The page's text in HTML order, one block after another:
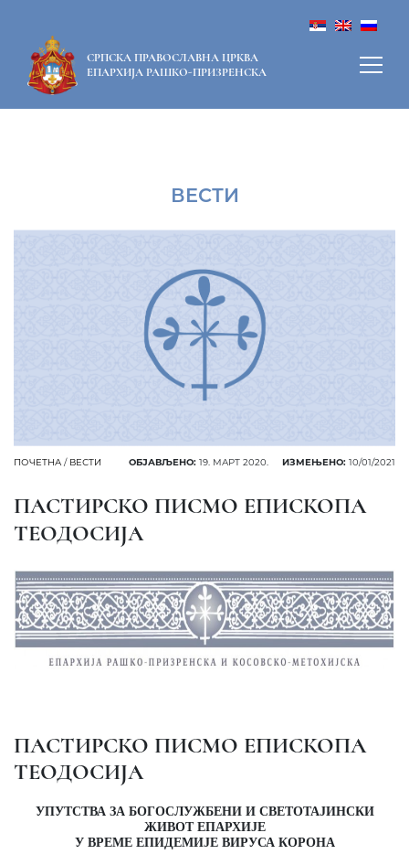
СРПСКА ПРАВОСЛАВНА ЦРКВА
ЕПАРХИЈА РАШКО-ПРИЗРЕНСКА
ВЕСТИ
ПОЧЕТНА / ВЕСТИ ОБЈАВЉЕНО: 19. МАРТ 2020. ИЗМЕЊЕНО: 10/01/2021
ПАСТИРСКО ПИСМО ЕПИСКОПА
ТЕОДОСИЈА
ПАСТИРСКО ПИСМО ЕПИСКОПА
ТЕОДОСИЈА
УПУТСТВА ЗА БОГОСЛУЖБЕНИ И СВЕТОТАЈИНСКИ
ЖИВОТ ЕПАРХИЈЕ
У ВРЕМЕ ЕПИДЕМИЈЕ ВИРУСА КОРОНА